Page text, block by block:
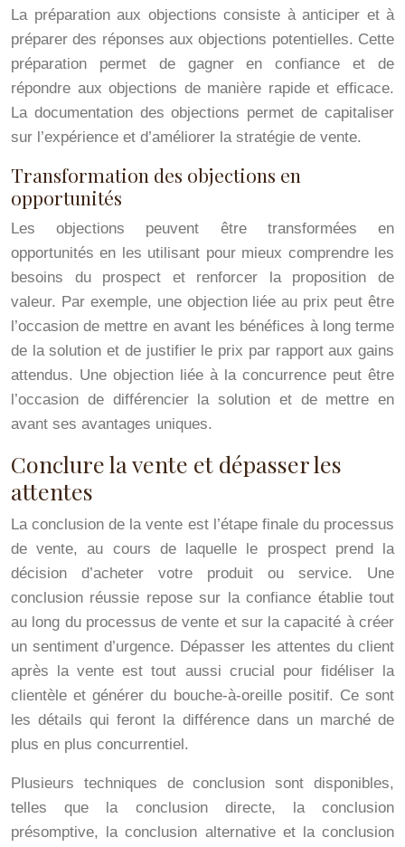
La préparation aux objections consiste à anticiper et à
préparer des réponses aux objections potentielles. Cette
préparation permet de gagner en confiance et de
répondre aux objections de manière rapide et efficace.
La documentation des objections permet de capitaliser
sur l’expérience et d’améliorer la stratégie de vente.
Transformation des objections en
opportunités
Les objections peuvent être transformées en
opportunités en les utilisant pour mieux comprendre les
besoins du prospect et renforcer la proposition de
valeur. Par exemple, une objection liée au prix peut être
l’occasion de mettre en avant les bénéfices à long terme
de la solution et de justifier le prix par rapport aux gains
attendus. Une objection liée à la concurrence peut être
l’occasion de différencier la solution et de mettre en
avant ses avantages uniques.
Conclure la vente et dépasser les
attentes
La conclusion de la vente est l’étape finale du processus
de vente, au cours de laquelle le prospect prend la
décision d’acheter votre produit ou service. Une
conclusion réussie repose sur la confiance établie tout
au long du processus de vente et sur la capacité à créer
un sentiment d’urgence. Dépasser les attentes du client
après la vente est tout aussi crucial pour fidéliser la
clientèle et générer du bouche-à-oreille positif. Ce sont
les détails qui feront la différence dans un marché de
plus en plus concurrentiel.
Plusieurs techniques de conclusion sont disponibles,
telles que la conclusion directe, la conclusion
présomptive, la conclusion alternative et la conclusion